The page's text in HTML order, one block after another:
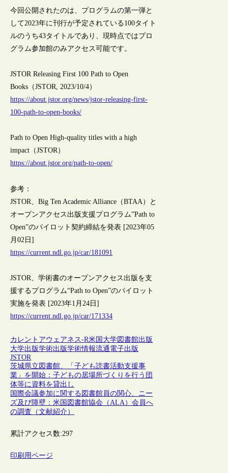
今回公開されたのは、プログラムの第一弾と
して2023年に刊行が予定されている100タイト
ルのうち43タイトルであり、現時点ではプロ
グラム参加館のみアクセス可能です。
JSTOR Releasing First 100 Path to Open
Books（JSTOR, 2023/10/4）
https://about.jstor.org/news/jstor-releasing-first-
100-path-to-open-books/
Path to Open High-quality titles with a high
impact（JSTOR）
https://about.jstor.org/path-to-open/
参考：
JSTOR、Big Ten Academic Alliance（BTAA）と
オープンアクセス出版支援プログラム”Path to
Open”のパイロット契約締結を発表 [2023年05
月02日]
https://current.ndl.go.jp/car/181091
JSTOR、学術書のオープンアクセス出版を支
援するプログラム“Path to Open”のパイロット
実施を発表 [2023年1月24日]
https://current.ndl.go.jp/car/171334
カレントアウェアネス-R米国 大学図書館出版
大学出版学術出版学術情報流通 電子出版
JSTOR
茨城県立図書館、「子ども読書活動支援事
業」を開始：子どもの居場所づくりを行う団
体等に資料を貸出し
国際会議参加に関する図書館員の関心、ニー
ズ及び障壁：米国図書館協会（ALA）会員へ
の調査（文献紹介）
累計アクセス数:297
印刷用ページ